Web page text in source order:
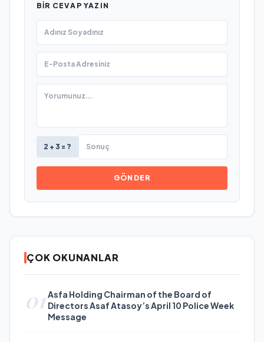
BIR CEVAP YAZIN
2 + 3 = ?
GÖNDER
ÇOK OKUNANLAR
01 Asfa Holding Chairman of the Board of
Directors Asaf Atasoy’s April 10 Police Week
Message